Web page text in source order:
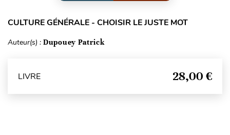
CULTURE GÉNÉRALE - CHOISIR LE JUSTE MOT
Auteur(s) : Dupouey Patrick
LIVRE 28,00 €